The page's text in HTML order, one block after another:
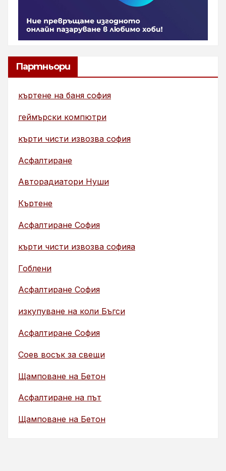
Партньори
къртене на баня софия
геймърски компютри
кърти чисти извозва софия
Асфалтиране
Авторадиатори Нуши
Къртене
Асфалтиране София
кърти чисти извозва софияа
Гоблени
Асфалтиране София
изкупуване на коли Бъгси
Асфалтиране София
Соев восък за свещи
Щамповане на Бетон
Асфалтиране на път
Щамповане на Бетон